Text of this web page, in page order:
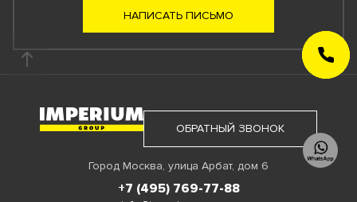
НАПИСАТЬ ПИСЬМО
ЗАКАЗАТЬ
ЗВОНОК
ОБРАТНЫЙ ЗВОНОК
Город Москва, улица Арбат, дом 6
+7 (495) 769-77-88